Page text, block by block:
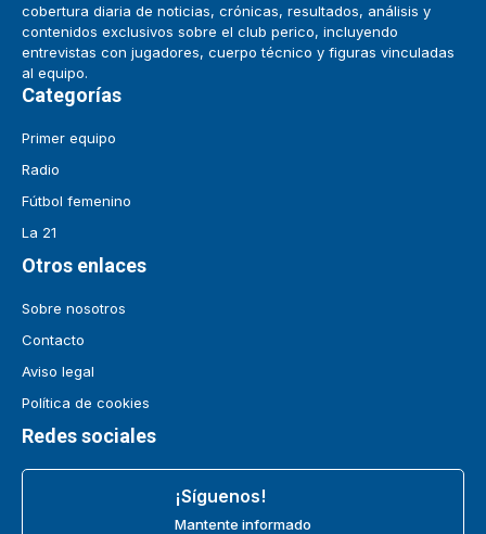
cobertura diaria de noticias, crónicas, resultados, análisis y
contenidos exclusivos sobre el club perico, incluyendo
entrevistas con jugadores, cuerpo técnico y figuras vinculadas
al equipo.
Categorías
Primer equipo
Radio
Fútbol femenino
La 21
Otros enlaces
Sobre nosotros
Contacto
Aviso legal
Política de cookies
Redes sociales
¡Síguenos!
Mantente informado